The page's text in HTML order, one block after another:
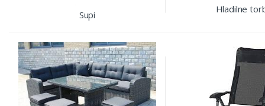
Supi Hladilne